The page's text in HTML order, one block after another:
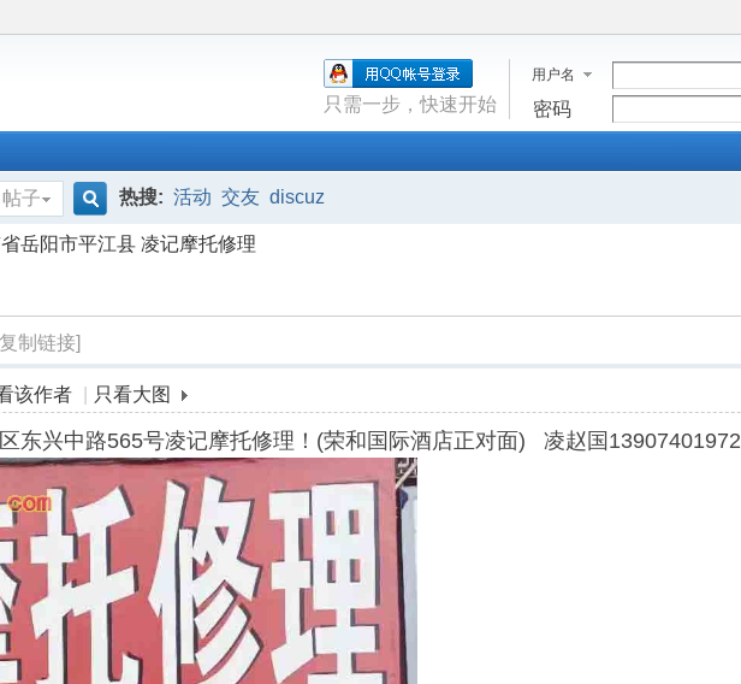
用户名
密码
只需一步，快速开始
帖子
搜
索
热搜: 活动 交友 discuz
岳阳市平江县 凌记摩托修理
制链接]
该作者 只看大图
东兴中路565号凌记摩托修理！(荣和国际酒店正对面) 凌赵国13907401972